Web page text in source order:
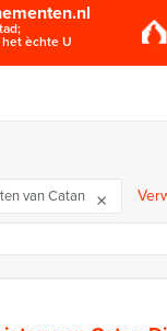
èchte U
van Catan